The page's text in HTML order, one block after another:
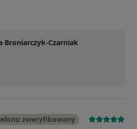
Broniarczyk-Czarniak
zweryfikowany